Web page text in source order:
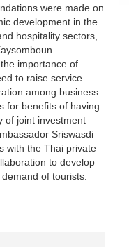
were made on
development in the
hospitality sectors,
importance of
to raise service
among business
for benefits of having
of joint investment
Sriswasdi
with the Thai private
to develop
of tourists.